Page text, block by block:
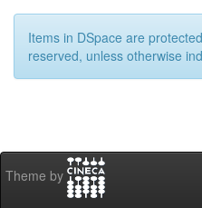
Items in DSpace are
reserved, unless otherwise
Theme by